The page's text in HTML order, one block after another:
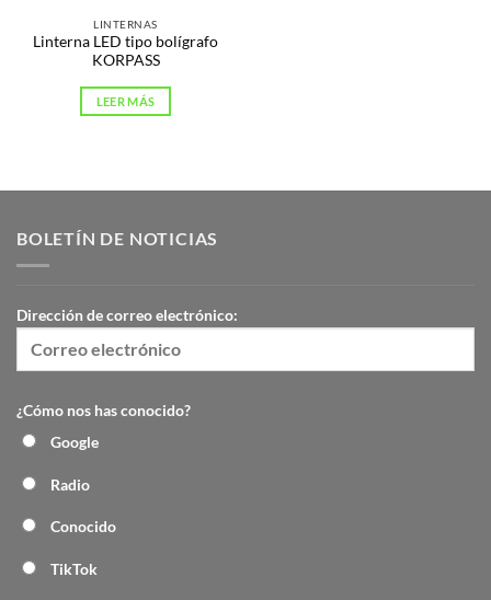
LINTERNAS
Linterna LED tipo bolígrafo
KORPASS
LEER MÁS
BOLETÍN DE NOTICIAS
Dirección de correo electrónico:
¿Cómo nos has conocido?
Google
Radio
Conocido
TikTok